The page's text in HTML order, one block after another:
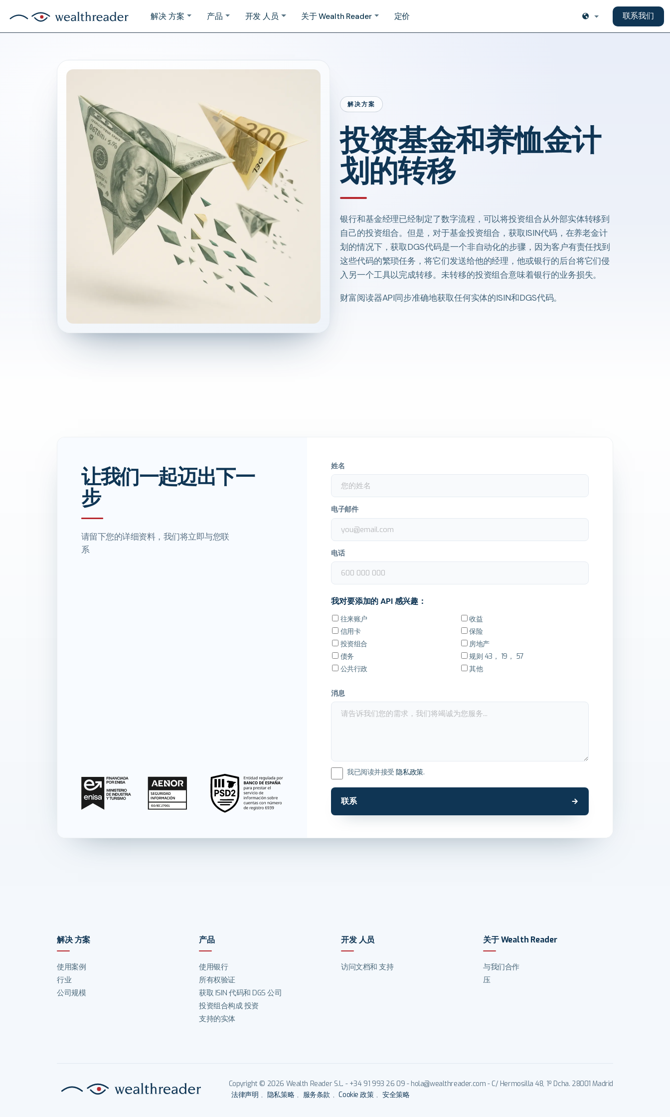
解决 方案 产品 开发 人员 关于 Wealth Reader 定价 联系我们
解决方案
投资基金和养恤金计
划的转移
银行和基金经理已经制定了数字流程，可以将投资组合从外部实体转移到
自己的投资组合。但是，对于基金投资组合，获取ISIN代码，在养老金计
划的情况下，获取DGS代码是一个非自动化的步骤，因为客户有责任找到
这些代码的繁琐任务，将它们发送给他的经理，他或银行的后台将它们侵
入另一个工具以完成转移。未转移的投资组合意味着银行的业务损失。
财富阅读器API同步准确地获取任何实体的ISIN和DGS代码。
让我们一起迈出下一
步
请留下您的详细资料，我们将立即与您联
系
姓名
电子邮件
电话
我对要添加的 API 感兴趣：
往来账户
信用卡
投资组合
债务
公共行政
收益
保险
房地产
规则 43， 19， 57
其他
消息
我已阅读并接受 隐私政策.
联系
解决 方案
使用案例
行业
公司规模
产品
使用银行
所有权验证
获取 ISIN 代码和 DGS 公司
投资组合构成 投资
支持的实体
开发 人员
访问文档和 支持
关于 Wealth Reader
与我们合作
压
Copyright © 2026 Wealth Reader S.L. - +34 91 993 26 09 - hola@wealthreader.com - C/ Hermosilla 48, 1º Dcha. 28001 Madrid
法律声明 , 隐私策略 , 服务条款 , Cookie 政策 , 安全策略